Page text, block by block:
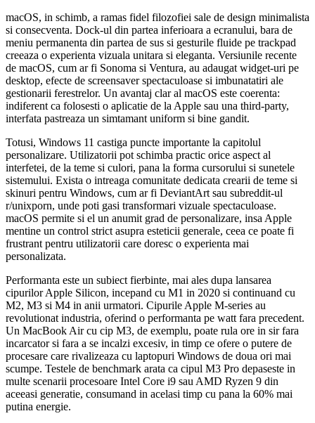
macOS, in schimb, a ramas fidel filozofiei sale de design minimalista
si consecventa. Dock-ul din partea inferioara a ecranului, bara de
meniu permanenta din partea de sus si gesturile fluide pe trackpad
creeaza o experienta vizuala unitara si eleganta. Versiunile recente
de macOS, cum ar fi Sonoma si Ventura, au adaugat widget-uri pe
desktop, efecte de screensaver spectaculoase si imbunatatiri ale
gestionarii ferestrelor. Un avantaj clar al macOS este coerenta:
indiferent ca folosesti o aplicatie de la Apple sau una third-party,
interfata pastreaza un simtamant uniform si bine gandit.
Totusi, Windows 11 castiga puncte importante la capitolul
personalizare. Utilizatorii pot schimba practic orice aspect al
interfetei, de la teme si culori, pana la forma cursorului si sunetele
sistemului. Exista o intreaga comunitate dedicata crearii de teme si
skinuri pentru Windows, cum ar fi DeviantArt sau subreddit-ul
r/unixporn, unde poti gasi transformari vizuale spectaculoase.
macOS permite si el un anumit grad de personalizare, insa Apple
mentine un control strict asupra esteticii generale, ceea ce poate fi
frustrant pentru utilizatorii care doresc o experienta mai
personalizata.
Performanta este un subiect fierbinte, mai ales dupa lansarea
cipurilor Apple Silicon, incepand cu M1 in 2020 si continuand cu
M2, M3 si M4 in anii urmatori. Cipurile Apple M-series au
revolutionat industria, oferind o performanta pe watt fara precedent.
Un MacBook Air cu cip M3, de exemplu, poate rula ore in sir fara
incarcator si fara a se incalzi excesiv, in timp ce ofere o putere de
procesare care rivalizeaza cu laptopuri Windows de doua ori mai
scumpe. Testele de benchmark arata ca cipul M3 Pro depaseste in
multe scenarii procesoare Intel Core i9 sau AMD Ryzen 9 din
aceeasi generatie, consumand in acelasi timp cu pana la 60% mai
putina energie.